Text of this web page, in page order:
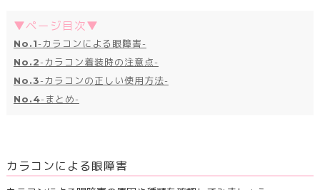
▼ページ目次▼
No.1-カラコンによる眼障害-
No.2-カラコン着装時の注意点-
No.3-カラコンの正しい使用方法-
No.4-まとめ-
カラコンによる眼障害